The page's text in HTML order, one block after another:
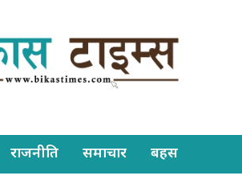
राजनीति समाचार बहस